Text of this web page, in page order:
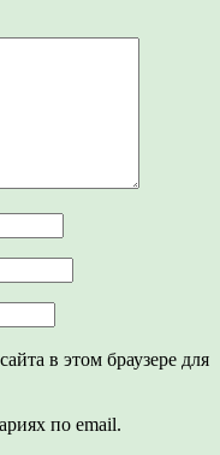
в этом браузере для
по email.